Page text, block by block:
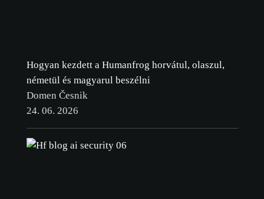
Hogyan kezdett a Humanfrog horvátul, olaszul,
németül és magyarul beszélni
Domen Česnik
24. 06. 2026